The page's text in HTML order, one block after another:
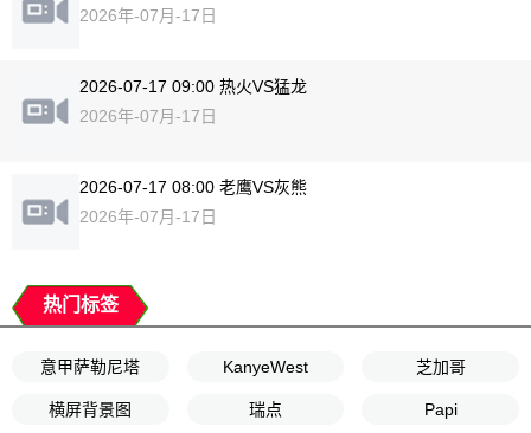
2026年-07月-17日
2026-07-17 09:00 热火VS猛龙
2026年-07月-17日
2026-07-17 08:00 老鹰VS灰熊
2026年-07月-17日
热门标签
意甲萨勒尼塔 KanyeWest 芝加哥
横屏背景图 瑞点 Papi